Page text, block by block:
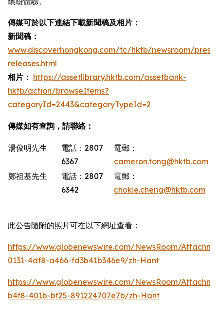
傳媒可於以下連結下載新聞稿及相片：
新聞稿：
www.discoverhongkong.com/tc/hktb/newsroom/press-
releases.html
相片： https://assetlibrary.hktb.com/assetbank-
hktb/action/browseItems?
categoryId=2443&categoryTypeId=2
傳媒如有查詢，請聯絡：
湯俊明先生
電話：2807
6367
電郵：
cameron.tong@hktb.com
鄭祖基先生
電話：2807
6342
電郵：
chokie.cheng@hktb.com
此公告隨附的照片可在以下網址查看：
https://www.globenewswire.com/NewsRoom/
0131-4df8-a466-fd3b41b346e9/zh-Hant
https://www.globenewswire.com/NewsRoom/
b4f8-401b-bf25-891224707e7b/zh-Hant